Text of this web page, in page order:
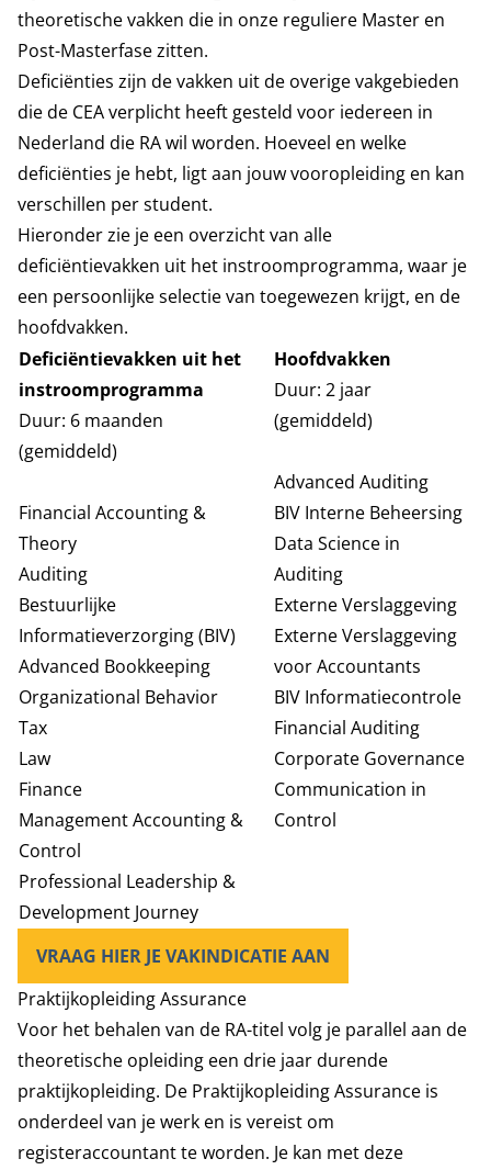
theoretische vakken die in onze reguliere Master en
Post-Masterfase zitten.
Deficiënties zijn de vakken uit de overige vakgebieden
die de CEA verplicht heeft gesteld voor iedereen in
Nederland die RA wil worden. Hoeveel en welke
deficiënties je hebt, ligt aan jouw vooropleiding en kan
verschillen per student.
Hieronder zie je een overzicht van alle
deficiëntievakken uit het instroomprogramma, waar je
een persoonlijke selectie van toegewezen krijgt, en de
hoofdvakken.
Deficiëntievakken uit het
instroomprogramma
Duur: 6 maanden
(gemiddeld)
Financial Accounting &
Theory
Auditing
Bestuurlijke
Informatieverzorging (BIV)
Advanced Bookkeeping
Organizational Behavior
Tax
Law
Finance
Management Accounting &
Control
Professional Leadership &
Development Journey
Hoofdvakken
Duur: 2 jaar
(gemiddeld)
Advanced Auditing
BIV Interne Beheersing
Data Science in
Auditing
Externe Verslaggeving
Externe Verslaggeving
voor Accountants
BIV Informatiecontrole
Financial Auditing
Corporate Governance
Communication in
Control
VRAAG HIER JE VAKINDICATIE AAN
Praktijkopleiding Assurance
Voor het behalen van de RA-titel volg je parallel aan de
theoretische opleiding een drie jaar durende
praktijkopleiding. De Praktijkopleiding Assurance is
onderdeel van je werk en is vereist om
registeraccountant te worden. Je kan met deze